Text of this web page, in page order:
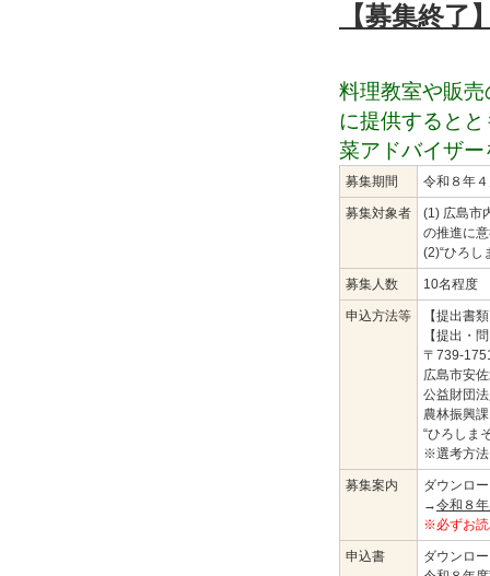
【募集終
料理教室や販売
に提供すると
菜アドバイザ
募集期間 令和８年
募集対象者
(1) 広島市
の推進に
(2)“ひろし
募集人数 10名程度
申込方法等
【提出書
【提出・
〒739-
広島市安
公益財団
農林振興課
“ひろしま
※選考方法
募集案内
ダウンロ
→令和８
※必ずお読
申込書
ダウンロ